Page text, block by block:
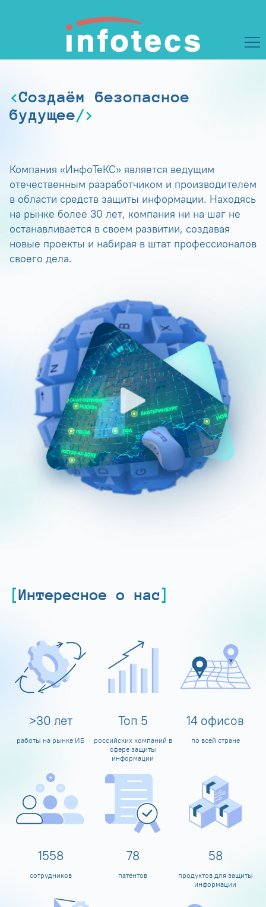
Создаём безопасное
будущее
Компания «ИнфоТеКС» является ведущим
отечественным разработчиком и производителем
в области средств защиты информации. Находясь
на рынке более 30 лет, компания ни на шаг не
останавливается в своем развитии, создавая
новые проекты и набирая в штат профессионалов
своего дела.
Интересное о нас
>30 лет
работы на рынке ИБ
Топ 5
российских компаний в
сфере защиты
информации
14 офисов
по всей стране
1600
сотрудников
80
патентов
60
продуктов для защиты
информации